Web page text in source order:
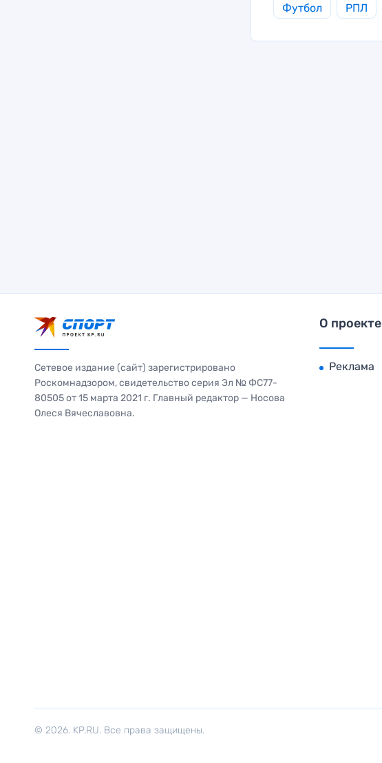
Футбол РПЛ
Сетевое издание (сайт) зарегистрировано
Роскомнадзором, свидетельство серия Эл № ФС77-
80505 от 15 марта 2021 г. Главный редактор — Носова
Олеся Вячеславовна.
О проекте
Реклама
© 2026. KP.RU. Все права защищены.